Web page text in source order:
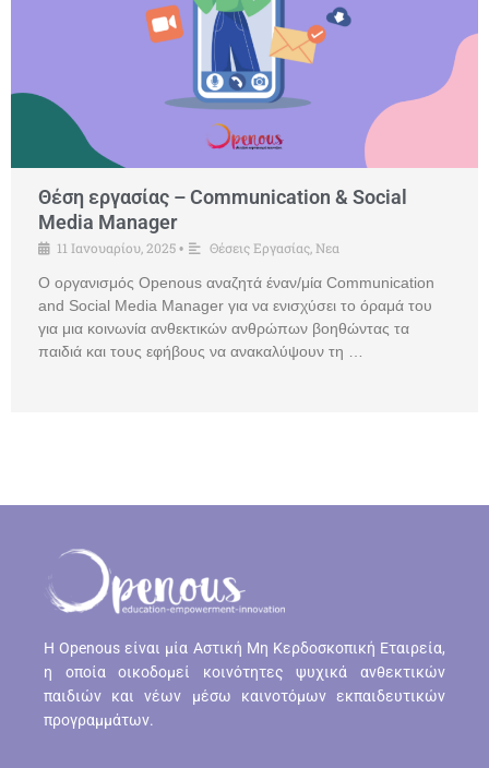
Θέση εργασίας – Communication & Social
Media Manager
11 Ιανουαρίου, 2025 • Θέσεις Εργασίας Νεα
Ο οργανισμός Openous αναζητά έναν/μία Communication
and Social Media Manager για να ενισχύσει το όραμά του
για μια κοινωνία ανθεκτικών ανθρώπων βοηθώντας τα
παιδιά και τους εφήβους να ανακαλύψουν τη …
H Openous είναι μία Αστική Μη Κερδοσκοπική Εταιρεία,
η οποία οικοδομεί κοινότητες ψυχικά ανθεκτικών
παιδιών και νέων μέσω καινοτόμων εκπαιδευτικών
προγραμμάτων.